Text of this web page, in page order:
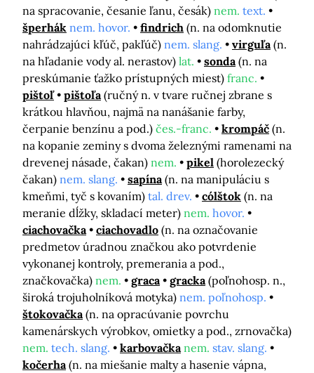
na spracovanie, česanie ľanu, česák) nem. text.
šperhák nem. hovor. findrich (n. na odomknutie
nahrádzajúci kľúč, pakľúč) nem. slang. virguľa (n.
na hľadanie vody al. nerastov) lat. sonda (n. na
preskúmanie ťažko prístupných miest) franc.
pištoľ
pištoľa (ručný n. v tvare ručnej zbrane s
krátkou hlavňou, najmä na nanášanie farby,
čerpanie benzínu a pod.) čes.-franc. krompáč (n.
na kopanie zeminy s dvoma železnými ramenami na
drevenej násade, čakan) nem. pikel (horolezecký
čakan) nem. slang. sapína (n. na manipuláciu s
kmeňmi, tyč s kovaním) tal. drev. cólštok (n. na
meranie dĺžky, skladací meter) nem. hovor.
ciachovačka
ciachovadlo (n. na označovanie
predmetov úradnou značkou ako potvrdenie
vykonanej kontroly, premerania a pod.,
značkovačka) nem. graca gracka (poľnohosp. n.,
široká trojuholníková motyka) nem. poľnohosp.
štokovačka (n. na opracúvanie povrchu
kamenárskych výrobkov, omietky a pod., zrnovačka)
nem. tech. slang. karbovačka nem. stav. slang.
kočerha (n. na miešanie malty a hasenie vápna,